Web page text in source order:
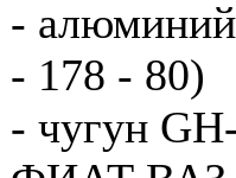
-
- 178 - 80)
- чугун